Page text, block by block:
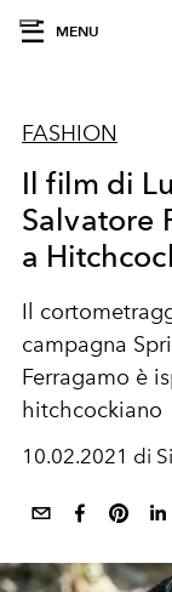
MENU
FASHION
Il film di
Salvatore
a
Il
campagna
Ferragamo è
hitchcockiano
10.02.2021 di